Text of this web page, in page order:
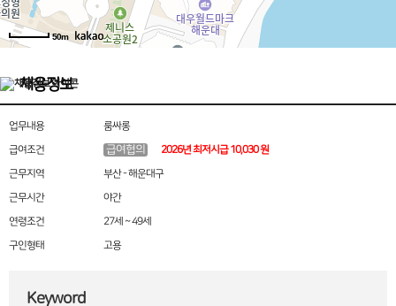
50m
채용정보
업무내용
룸싸롱
급여조건
급여협의
2026년 최저시급 10,030 원
근무지역
부산 - 해운대구
근무시간
야간
연령조건
27세 ~ 49세
구인형태
고용
Keyword